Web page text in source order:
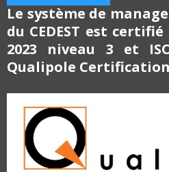
Le système de
du CEDEST est certifié
2023 niveau 3 et
Qualipole